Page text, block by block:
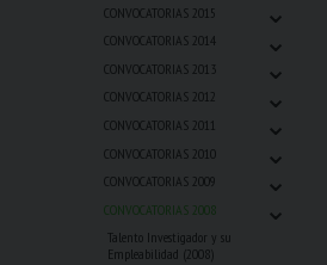
CONVOCATORIAS 2015 ⌄
CONVOCATORIAS 2014 ⌄
CONVOCATORIAS 2013 ⌄
CONVOCATORIAS 2012 ⌄
CONVOCATORIAS 2011 ⌄
CONVOCATORIAS 2010 ⌄
CONVOCATORIAS 2009 ⌄
CONVOCATORIAS 2008 ⌄
Talento Investigador y su
Empleabilidad (2008)